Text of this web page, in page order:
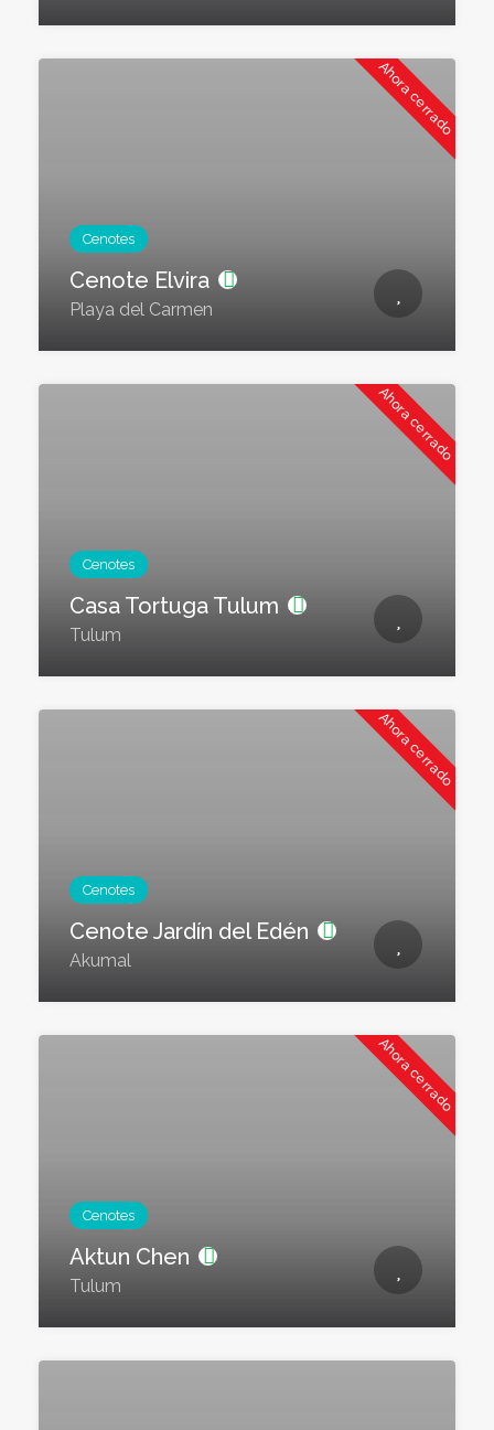
Ahora cerrado
Cenotes
Cenote Elvira
Playa del Carmen
Ahora cerrado
Cenotes
Casa Tortuga Tulum
Tulum
Ahora cerrado
Cenotes
Cenote Jardín del Edén
Akumal
Ahora cerrado
Cenotes
Aktun Chen
Tulum